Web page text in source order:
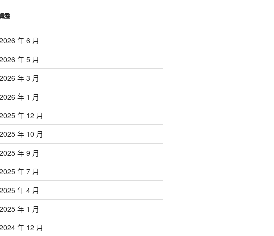
整
年 6 月
年 5 月
年 3 月
年 1 月
年 12 月
年 10 月
年 9 月
年 7 月
年 4 月
年 1 月
年 12 月